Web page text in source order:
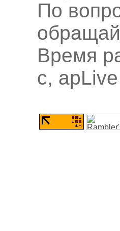
По
Время
с,